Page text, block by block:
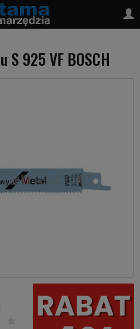
925 VF BOSCH